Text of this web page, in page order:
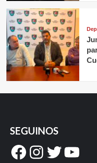
SEGUINOS
Facebook
Instagram
Twitter